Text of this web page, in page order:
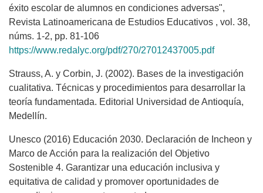
éxito escolar de alumnos en condiciones adversas",
Revista Latinoamericana de Estudios Educativos , vol. 38,
núms. 1-2, pp. 81-106
https://www.redalyc.org/pdf/270/27012437005.pdf
Strauss, A. y Corbin, J. (2002). Bases de la investigación
cualitativa. Técnicas y procedimientos para desarrollar la
teoría fundamentada. Editorial Universidad de Antioquía,
Medellín.
Unesco (2016) Educación 2030. Declaración de Incheon y
Marco de Acción para la realización del Objetivo
Sostenible 4. Garantizar una educación inclusiva y
equitativa de calidad y promover oportunidades de